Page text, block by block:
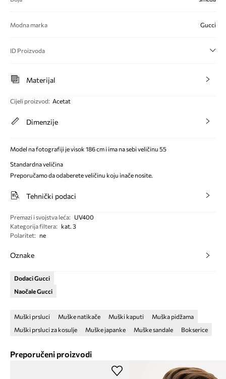
Modna marka Gucci
ID Proizvoda
Materijal
Cijeli proizvod: Acetat
Dimenzije
Model na fotografiji je visok 186 cm i ima na sebi veličinu 55
Standardna veličina
Preporučamo da odaberete veličinu koju inače nosite.
Tehnički podaci
Premazi i svojstva leća:
UV400
Kategorija filtera:
kat. 3
Polaritet: ne
Oznake
Dodaci Gucci
Naočale Gucci
Muški prsluci Muške natikače Muški kaputi
Muška pidžama
Muški prsluci za kosulje
Muške japanke Muške sandale Bokserice
Preporučeni proizvodi